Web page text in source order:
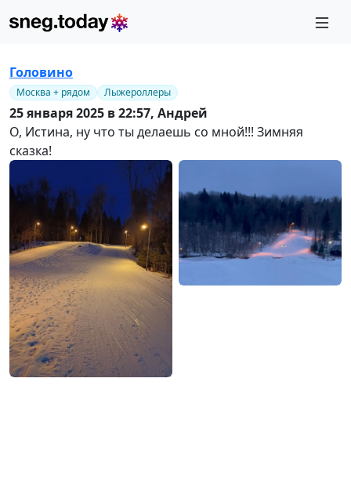
Головино
Москва + рядом Лыжероллеры
25 января 2025 в 22:57, Андрей
О, Истина, ну что ты делаешь со мной!!! Зимняя
сказка!